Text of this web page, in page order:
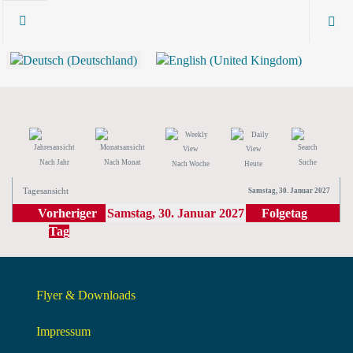
Nach Jahr Nach Monat Nach Woche Heute Suche
Tagesansicht Samstag, 30. Januar 2027
Vorheriger
Tag
Samstag, 30. Januar 2027 Folgetag
Flyer & Downloads
Impressum